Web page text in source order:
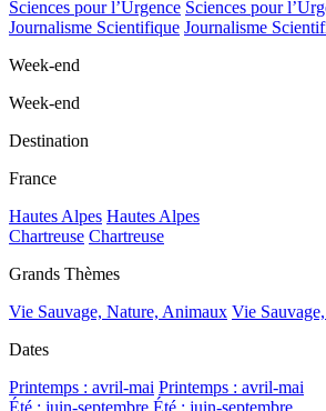
Sciences pour l’Urgence Sciences pour
Journalisme Scientifique Journalisme
Week-end
Week-end
Destination
France
Hautes Alpes Hautes Alpes
Chartreuse Chartreuse
Grands Thèmes
Vie Sauvage, Nature, Animaux Vie
Dates
Printemps : avril-mai Printemps : avril-mai